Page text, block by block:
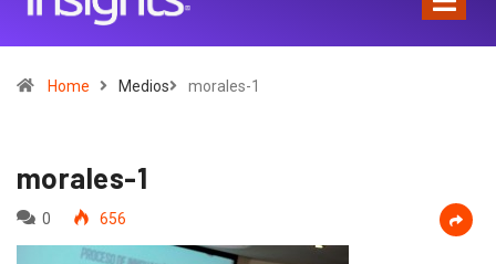
Home Medios morales-1
morales-1
0 656